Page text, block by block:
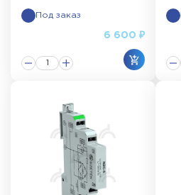
Под заказ
6 600 ₽